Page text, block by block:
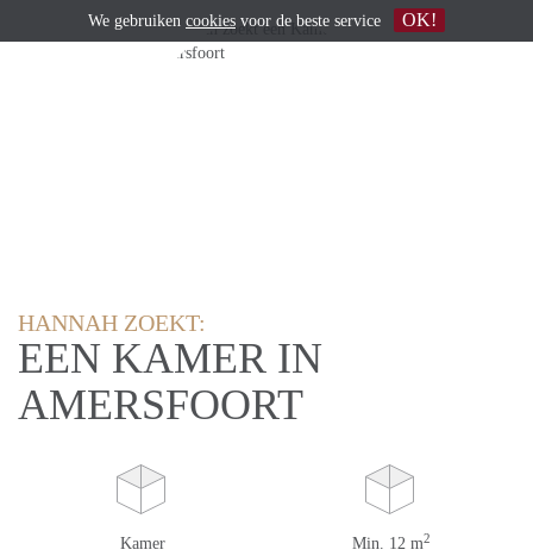
HANNAH ZOEKT:
EEN KAMER IN
AMERSFOORT
Kamer Min. 12 m2
We gebruiken cookies voor de beste service OK!